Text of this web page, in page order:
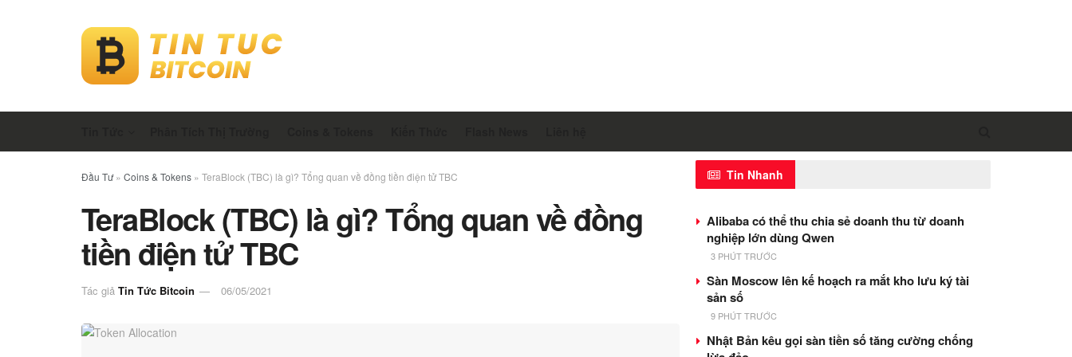
Đầu Tư» Coins & Tokens » TeraBlock (TBC) là gì? Tổng quan về đồng tiền điện tử TBC
TeraBlock (TBC) là gì? Tổng quan về đồng
tiền điện tử TBC
Tác giả Tin Tức Bitcoin 06/05/2021
Tin Nhanh
Alibaba có thể thu chia sẻ doanh thu từ doanh
nghiệp lớn dùng Qwen
3 PHÚT TRƯỚC
Sàn Moscow lên kế hoạch ra mắt kho lưu ký tài
sản số
9 PHÚT TRƯỚC
Nhật Bản kêu gọi sàn tiền số tăng cường chống